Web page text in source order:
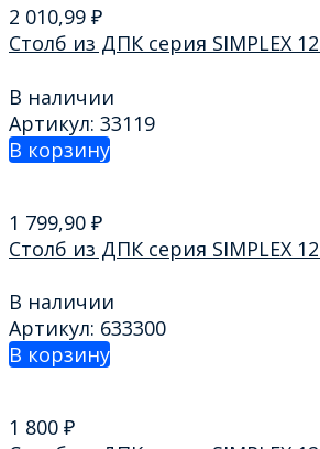
2 010,99 ₽
Столб из ДПК серия SIMPLEX
В наличии
Артикул: 33119
В корзину
1 799,90 ₽
Столб из ДПК серия SIMPLEX
В наличии
Артикул: 633300
В корзину
1 800 ₽